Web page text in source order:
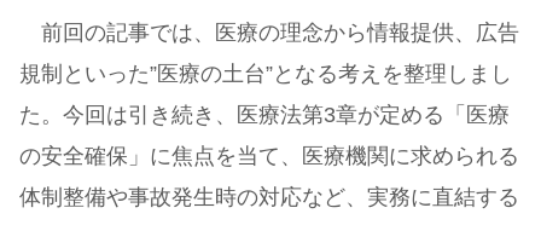
前回の記事では、医療の理念から情報提供、広告
規制といった”医療の土台”となる考えを整理しまし
た。今回は引き続き、医療法第3章が定める「医療
の安全確保」に焦点を当て、医療機関に求められる
体制整備や事故発生時の対応など、実務に直結する